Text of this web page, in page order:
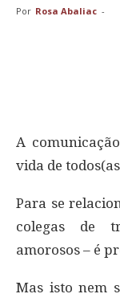
Por Rosa Abaliac -
A
vida de
Para se
colegas de
amorosos – é
Mas isto nem